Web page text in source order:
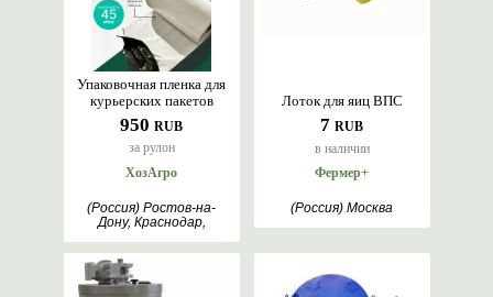
950 RUB
за рулон
Упаковочная пленка для
курьерских пакетов
ХозАгро
(Россия) Ростов-на-
Дону, Краснодар,
Марьянская
7 RUB
в наличии
Лоток для яиц ВПС
Фермер+
(Россия) Москва